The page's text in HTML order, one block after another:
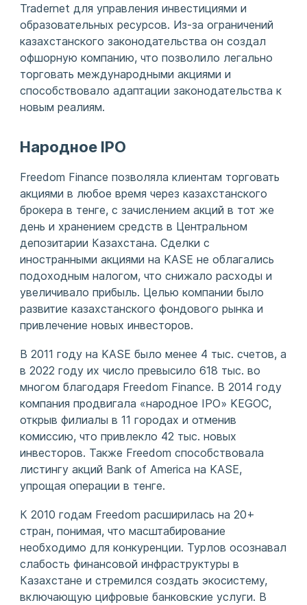
Tradernet для управления инвестициями и
образовательных ресурсов. Из-за ограничений
казахстанского законодательства он создал
офшорную компанию, что позволило легально
торговать международными акциями и
способствовало адаптации законодательства к
новым реалиям.
Народное IPO
Freedom Finance позволяла клиентам торговать
акциями в любое время через казахстанского
брокера в тенге, с зачислением акций в тот же
день и хранением средств в Центральном
депозитарии Казахстана. Сделки с
иностранными акциями на KASE не облагались
подоходным налогом, что снижало расходы и
увеличивало прибыль. Целью компании было
развитие казахстанского фондового рынка и
привлечение новых инвесторов.
В 2011 году на KASE было менее 4 тыс. счетов, а
в 2022 году их число превысило 618 тыс. во
многом благодаря Freedom Finance. В 2014 году
компания продвигала «народное IPO» KEGOC,
открыв филиалы в 11 городах и отменив
комиссию, что привлекло 42 тыс. новых
инвесторов. Также Freedom способствовала
листингу акций Bank of America на KASE,
упрощая операции в тенге.
К 2010 годам Freedom расширилась на 20+
стран, понимая, что масштабирование
необходимо для конкуренции. Турлов осознавал
слабость финансовой инфраструктуры в
Казахстане и стремился создать экосистему,
включающую цифровые банковские услуги. В